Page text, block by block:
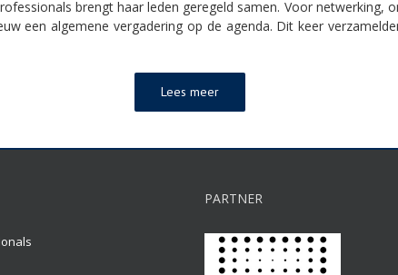
brengt haar leden geregeld samen. Voor netwerking,
een algemene vergadering op de agenda. Dit keer
Lees meer
PARTNER